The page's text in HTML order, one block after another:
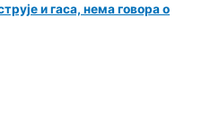
и гаса, нема говора о